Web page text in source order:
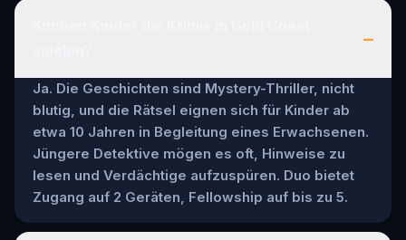
–
Ja. Die Geschichten sind Mystery-Thriller, nicht
blutig, und die Rätsel eignen sich für Kinder ab
etwa 10 Jahren in Begleitung eines Erwachsenen.
Jüngere Detektive mögen es oft, Hinweise zu
lesen und Verdächtige aufzuspüren. Duo bietet
Zugang auf 2 Geräten, Fellowship auf bis zu 5.